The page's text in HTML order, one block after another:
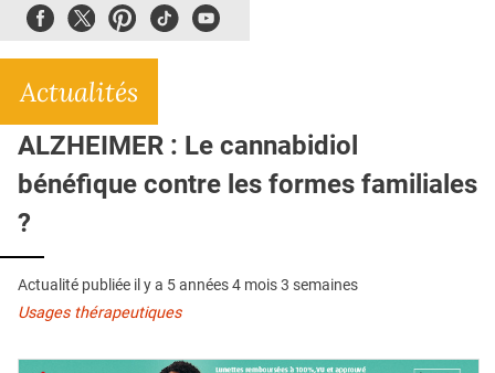
THÉMA
CRÉDITS
FacebookTwitterPinterest
TiktokYoubute
Actualités
ALZHEIMER : Le cannabidiol
bénéfique contre les formes familiales
?
Actualité publiée il y a 5 années 4 mois 3 semaines
Usages thérapeutiques